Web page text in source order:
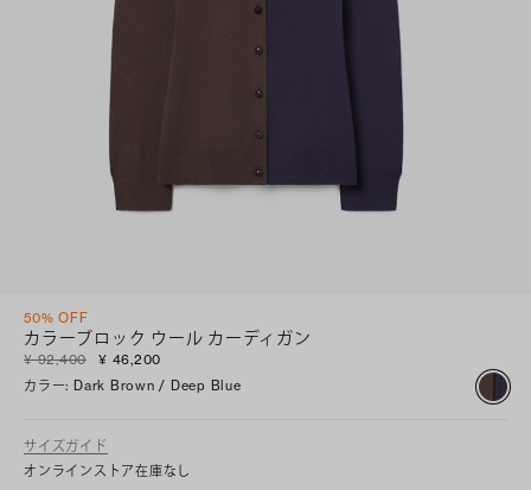
50% OFF
カラーブロック ウール カーディガン
¥ 92,400
¥ 46,200
カラー: Dark Brown / Deep Blue
サイズガイド
オンラインストア在庫なし